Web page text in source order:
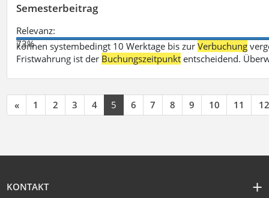
Semesterbeitrag
Relevanz:
73%
können systembedingt 10 Werktage bis zurVerbuchung
Fristwahrung ist der Buchungszeitpunkt entscheidend.
« 1 2 3 4 5 6 7 8 9 10 11 12
KONTAKT